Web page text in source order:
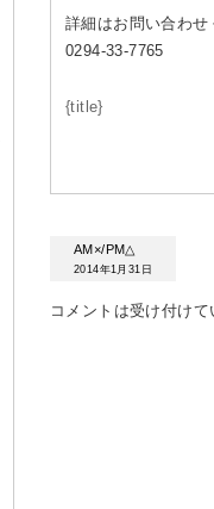
詳細はお問い合わせ
0294-33-7765
{title}
AM×/PM△
2014年1月31日
コメントは受け付け